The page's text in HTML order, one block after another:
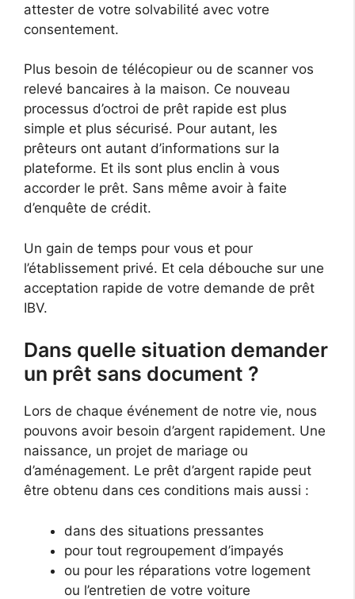
attester de votre solvabilité avec votre
consentement.
Plus besoin de télécopieur ou de scanner vos
relevé bancaires à la maison. Ce nouveau
processus d’octroi de prêt rapide est plus
simple et plus sécurisé. Pour autant, les
prêteurs ont autant d’informations sur la
plateforme. Et ils sont plus enclin à vous
accorder le prêt. Sans même avoir à faite
d’enquête de crédit.
Un gain de temps pour vous et pour
l’établissement privé. Et cela débouche sur une
acceptation rapide de votre demande de prêt
IBV.
Dans quelle situation demander
un prêt sans document ?
Lors de chaque événement de notre vie, nous
pouvons avoir besoin d’argent rapidement. Une
naissance, un projet de mariage ou
d’aménagement. Le prêt d’argent rapide peut
être obtenu dans ces conditions mais aussi :
dans des situations pressantes
pour tout regroupement d’impayés
ou pour les réparations votre logement
ou l’entretien de votre voiture